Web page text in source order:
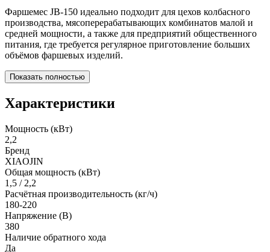
Фаршемес JB-150 идеально подходит для цехов колбасного
производства, мясоперерабатывающих комбинатов малой и
средней мощности, а также для предприятий общественного
питания, где требуется регулярное приготовление больших
объёмов фаршевых изделий.
Показать полностью
Характеристики
Мощность (кВт)
2,2
Бренд
XIAOJIN
Общая мощность (кВт)
1,5 / 2,2
Расчётная производительность (кг/ч)
180-220
Напряжение (В)
380
Наличие обратного хода
Да